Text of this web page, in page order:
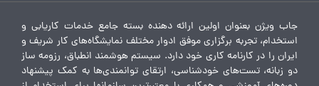
جاب ویژن بعنوان اولین ارائه دهنده بسته جامع خدمات کاریابی و
استخدام، تجربه برگزاری موفق ادوار مختلف نمایشگاه‌های کار شریف و
ایران را در کارنامه کاری خود دارد. سیستم هوشمند انطباق، رزومه ساز
دو زبانه، تست‌های خودشناسی، ارتقای توانمندی‌ها به کمک پیشنهاد